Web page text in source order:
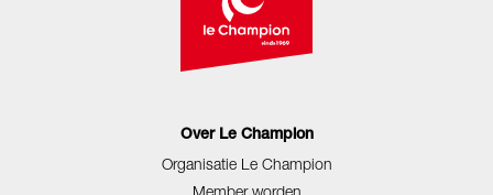
Over Le Champion
Organisatie Le Champion
Member worden